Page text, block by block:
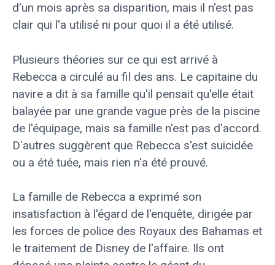
d'un mois après sa disparition, mais il n'est pas
clair qui l'a utilisé ni pour quoi il a été utilisé.
Plusieurs théories sur ce qui est arrivé à
Rebecca a circulé au fil des ans. Le capitaine du
navire a dit à sa famille qu'il pensait qu'elle était
balayée par une grande vague près de la piscine
de l'équipage, mais sa famille n'est pas d'accord.
D'autres suggèrent que Rebecca s'est suicidée
ou a été tuée, mais rien n'a été prouvé.
La famille de Rebecca a exprimé son
insatisfaction à l'égard de l'enquête, dirigée par
les forces de police des Royaux des Bahamas et
le traitement de Disney de l'affaire. Ils ont